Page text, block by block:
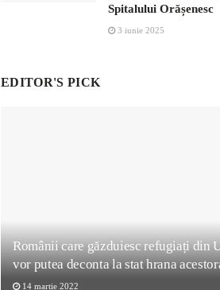
Spitalului Orășenesc
3 iunie 2025
EDITOR'S PICK
Românii care găzduiesc refugiați din
vor putea deconta la stat hrana
14 martie 2022